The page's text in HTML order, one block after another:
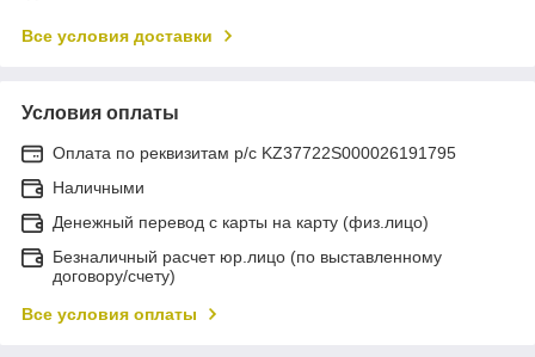
Все условия доставки
Условия оплаты
Оплата по реквизитам р/с KZ37722S000026191795
Наличными
Денежный перевод с карты на карту (физ.лицо)
Безналичный расчет юр.лицо (по выставленному
договору/счету)
Все условия оплаты